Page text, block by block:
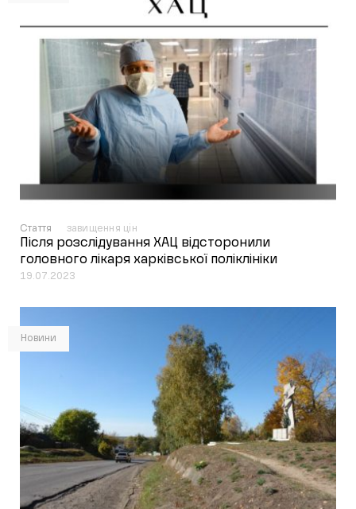
Стаття завищення цін
Після розслідування ХАЦ відсторонили
головного лікаря харківської поліклініки
19.07.2023
Новини